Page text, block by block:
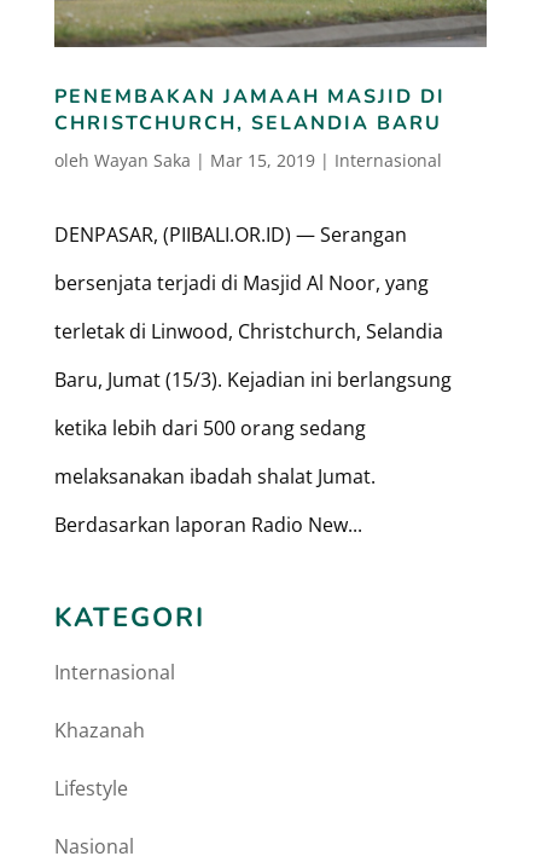
PENEMBAKAN JAMAAH MASJID DI
CHRISTCHURCH, SELANDIA BARU
oleh Wayan Saka | Mar 15, 2019| Internasional
DENPASAR, (PIIBALI.OR.ID) — Serangan
bersenjata terjadi di Masjid Al Noor, yang
terletak di Linwood, Christchurch, Selandia
Baru, Jumat (15/3). Kejadian ini berlangsung
ketika lebih dari 500 orang sedang
melaksanakan ibadah shalat Jumat.
Berdasarkan laporan Radio New...
KATEGORI
Internasional
Khazanah
Lifestyle
Nasional